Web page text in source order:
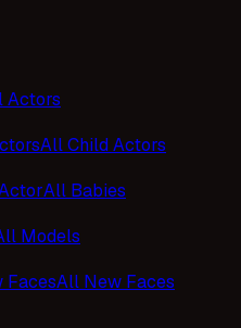
Actors
All Child Actors
All Babies
Models
FacesAll New Faces